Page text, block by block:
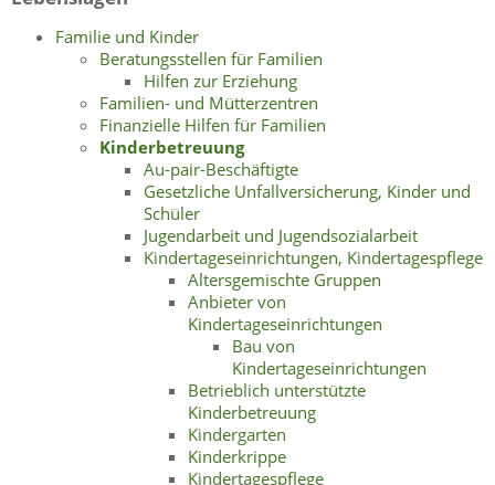
Familie und Kinder
Beratungsstellen für Familien
Hilfen zur Erziehung
Familien- und Mütterzentren
Finanzielle Hilfen für Familien
Kinderbetreuung
Au-pair-Beschäftigte
Gesetzliche Unfallversicherung, Kinder und
Schüler
Jugendarbeit und Jugendsozialarbeit
Kindertageseinrichtungen, Kindertagespflege
Altersgemischte Gruppen
Anbieter von
Kindertageseinrichtungen
Bau von
Kindertageseinrichtungen
Betrieblich unterstützte
Kinderbetreuung
Kindergarten
Kinderkrippe
Kindertagespflege